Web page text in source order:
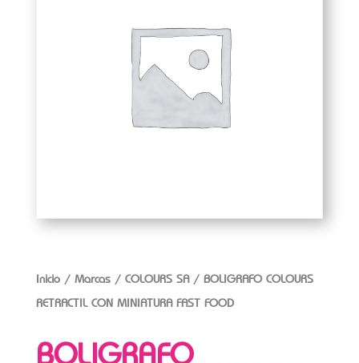
Inicio/ Marcas/ COLOURS SA/ BOLIGRAFO COLOURS
RETRACTIL CON MINIATURA FAST FOOD
BOLIGRAFO